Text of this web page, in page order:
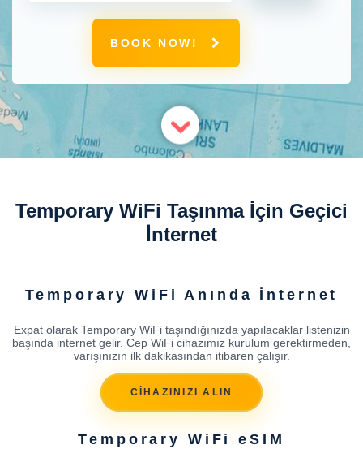
BOOK NOW!
Temporary WiFi Taşınma İçin Geçici
İnternet
Temporary WiFi Anında İnternet
Expat olarak Temporary WiFi taşındığınızda yapılacaklar listenizin
başında internet gelir. Cep WiFi cihazımız kurulum gerektirmeden,
varışınızın ilk dakikasından itibaren çalışır.
CİHAZINIZI ALIN
Temporary WiFi eSIM